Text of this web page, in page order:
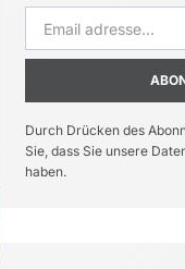
Durch Drücken des
Sie, dass Sie unsere
haben.